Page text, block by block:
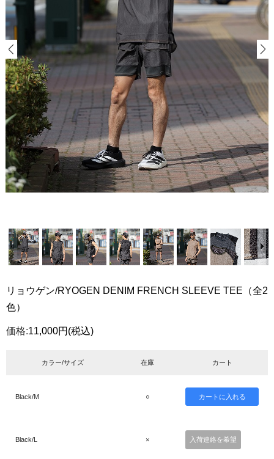
リョウゲン/RYOGEN DENIM FRENCH SLEEVE TEE（全2
色）
価格:11,000円 (税込)
カラー/サイズ 在庫 カート
Black/M ○
Black/L × 入荷連絡を希望